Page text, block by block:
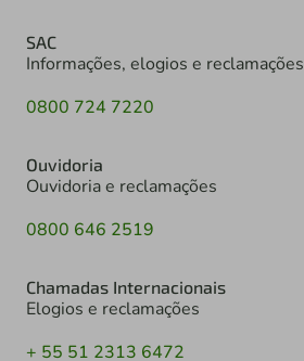
SAC
Informações, elogios e reclamações
0800 724 7220
Ouvidoria
Ouvidoria e reclamações
0800 646 2519
Chamadas Internacionais
Elogios e reclamações
+ 55 51 2313 6472